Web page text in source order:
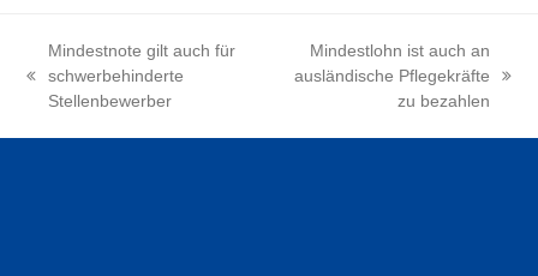
Mindestnote gilt auch für
schwerbehinderte
Stellenbewerber
Mindestlohn ist auch an
ausländische Pflegekräfte
zu bezahlen